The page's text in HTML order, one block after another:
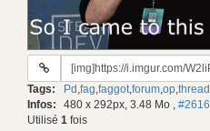
URL
gif:
Tags: Pd ,fag,faggot,forum,op,thread
Infos: 480 x 292px, 3.48 Mo , #2616
Utilisé 1 fois